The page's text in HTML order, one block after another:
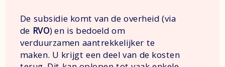
De subsidie komt van de overheid (via
de RVO) en is bedoeld om
verduurzamen aantrekkelijker te
maken. U krijgt een deel van de kosten